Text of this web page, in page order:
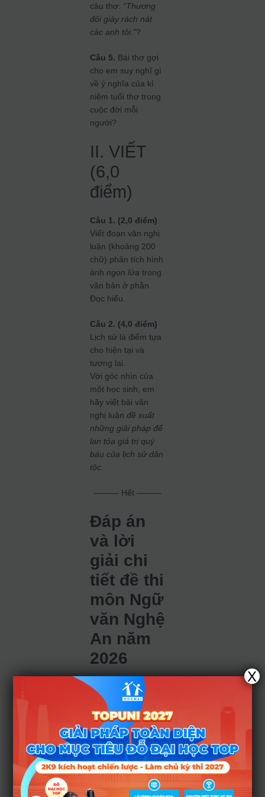
câu thơ: “Thương
đôi giày rách nát
các anh tôi.”?
Câu 5. Bài thơ gợi
cho em suy nghĩ gì
về ý nghĩa của kỉ
niệm tuổi thơ trong
cuộc đời mỗi
người?
II. VIẾT
(6,0
điểm)
Câu 1. (2,0 điểm)
Viết đoạn văn nghị
luận (khoảng 200
chữ) phân tích hình
ảnh ngọn lửa trong
văn bản ở phần
Đọc hiểu.
Câu 2. (4,0 điểm)
Lịch sử là điểm tựa
cho hiện tại và
tương lai.
Với góc nhìn của
một học sinh, em
hãy viết bài văn
nghị luậnđề xuất
những giải pháp để
lan tỏa giá trị quý
báu của lịch sử dân
tộc
——— Hết ———
Đáp án
và lời
giải chi
tiết đề thi
môn Ngữ
văn Nghệ
An năm
2026
PHẦN I.
ĐỌC
HIỂU (4,0
điểm)
X